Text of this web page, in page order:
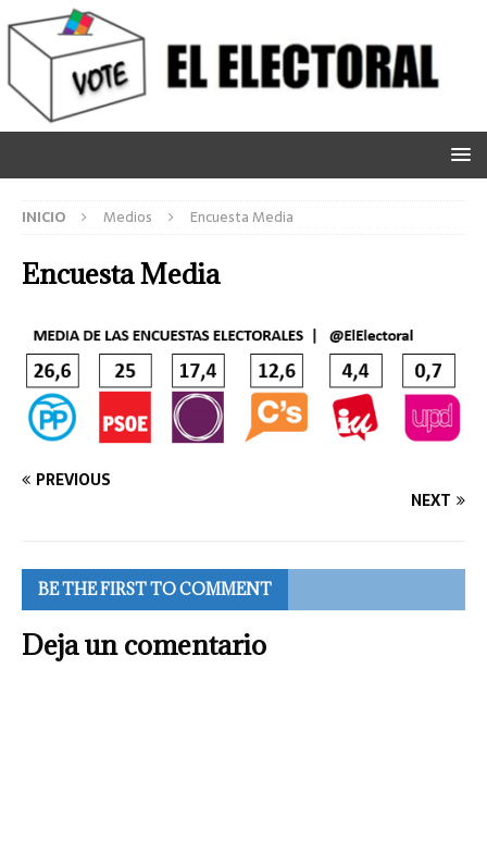
INICIO Medios Encuesta Media
Encuesta Media
PREVIOUS
NEXT
BE THE FIRST TO COMMENT
Deja un comentario